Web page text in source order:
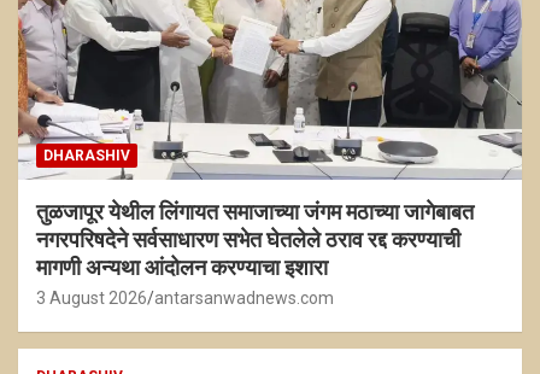
DHARASHIV
तुळजापूर येथील लिंगायत समाजाच्या जंगम मठाच्या जागेबाबत
नगरपरिषदेने सर्वसाधारण सभेत घेतलेले ठराव रद्द करण्याची
मागणी अन्यथा आंदोलन करण्याचा इशारा
3 August 2026 antarsanwadnews.com